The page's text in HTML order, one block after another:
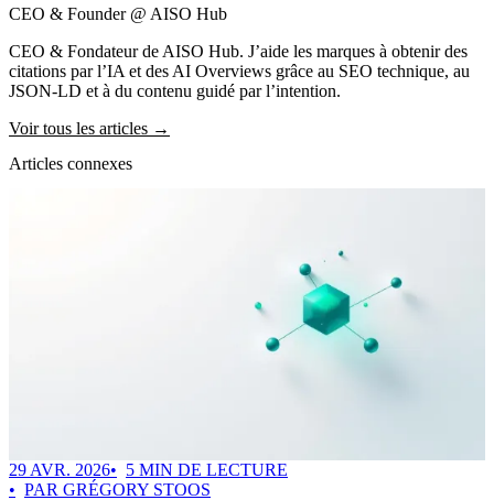
CEO & Founder @ AISO Hub
CEO & Fondateur de AISO Hub. J’aide les marques à obtenir des
citations par l’IA et des AI Overviews grâce au SEO technique, au
JSON-LD et à du contenu guidé par l’intention.
Voir tous les articles →
Articles connexes
29 AVR. 2026
5 MIN DE LECTURE
PAR GRÉGORY STOOS